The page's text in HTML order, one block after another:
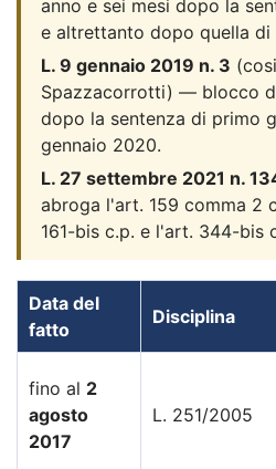
anno e sei mesi dopo la
e altrettanto dopo quella di
L. 9 gennaio 2019 n. 3
Spazzacorrotti) — blocco
dopo la sentenza di primo
gennaio 2020.
L. 27 settembre 2021 n.
abroga l'art. 159 comma 2
161-bis c.p. e l'art. 344-bis
Data del
fatto
Disciplina
fino al 2
agosto
2017
L. 251/2005